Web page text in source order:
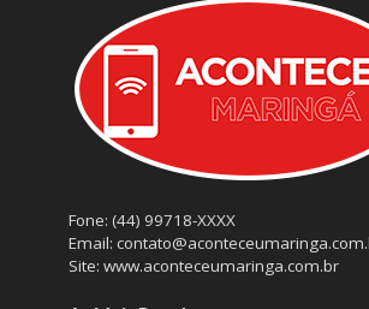
Fone: (44) 99718-XXXX
Email:
Site: www.aconteceumaringa.com.br